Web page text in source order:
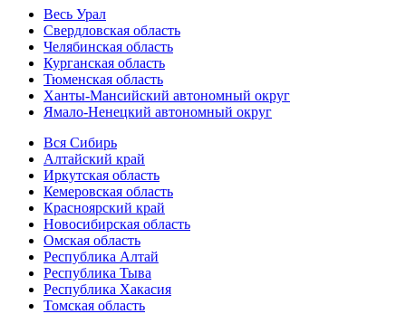
Весь Урал
Свердловская область
Челябинская область
Курганская область
Тюменская область
Ханты-Мансийский автономный округ
Ямало-Ненецкий автономный округ
Вся Сибирь
Алтайский край
Иркутская область
Кемеровская область
Красноярский край
Новосибирская область
Омская область
Республика Алтай
Республика Тыва
Республика Хакасия
Томская область